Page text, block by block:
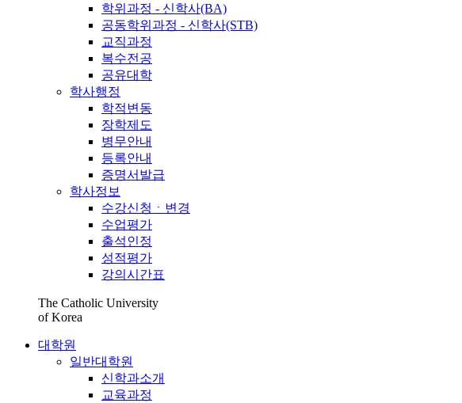
학위과정 - 신학사(BA)
공동학위과정 - 신학사(STB)
교직과정
복수전공
공유대학
학사행정
학적변동
장학제도
병무안내
등록안내
증명서발급
학사정보
수강신청ㆍ변경
수업평가
출석인정
성적평가
강의시간표
The Catholic University
of Korea
대학원
일반대학원
신학과소개
교육과정